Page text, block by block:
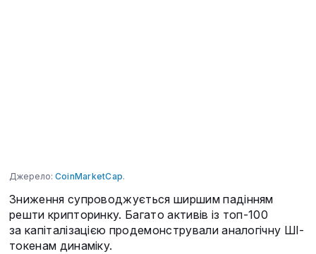
Джерело: СoinMarketСap.
Зниження супроводжується ширшим падінням
решти крипторинку. Багато активів із топ-100
за капіталізацією продемонстрували аналогічну ШІ-
токенам динаміку.